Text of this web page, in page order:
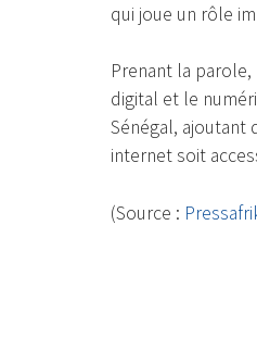
qui joue un rôle
Prenant la
digital et le
Sénégal, ajoutant
internet soit
(Source :